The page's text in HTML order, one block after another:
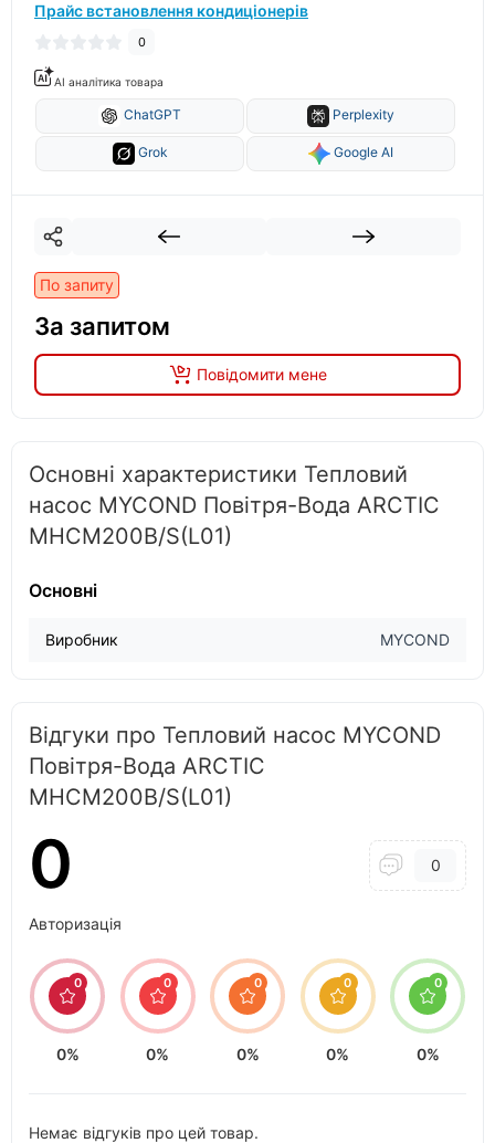
Прайс встановлення кондиціонерів
0
AI аналітика товара
ChatGPT Perplexity
Grok Google AI
По запиту
За запитом
Повідомити мене
Основні характеристики Тепловий
насос MYCOND Повітря-Вода ARCTIC
MHCM200B/S(L01)
Основні
Виробник MYCOND
Відгуки про Тепловий насос MYCOND
Повітря-Вода ARCTIC
MHCM200B/S(L01)
0 0
Авторизація
0
0%
0
0%
0
0%
0
0%
0
0%
Немає відгуків про цей товар.